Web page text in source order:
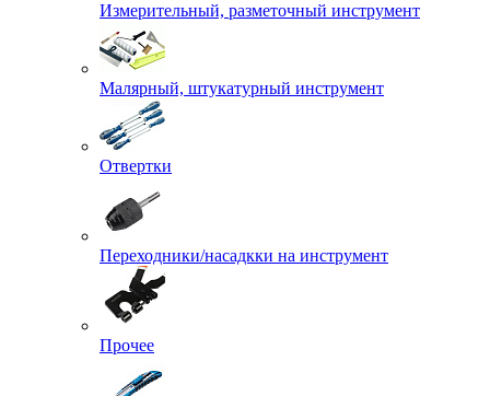
Измерительный, разметочный инструмент
Малярный, штукатурный инструмент
Отвертки
Переходники/насадкки на инструмент
Прочее